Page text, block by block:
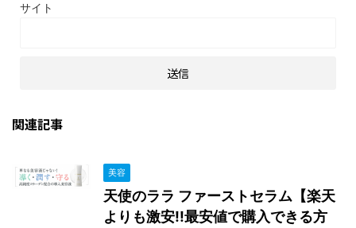
サイト
関連記事
美容
天使のララ ファーストセラム【楽天
よりも激安!!最安値で購入できる方